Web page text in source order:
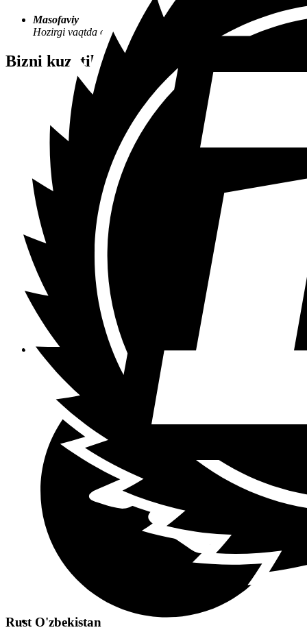
Masofaviy
Hozirgi vaqtda ofis mavjud emas.
Bizni kuzatib boring
Rust O'zbekistan